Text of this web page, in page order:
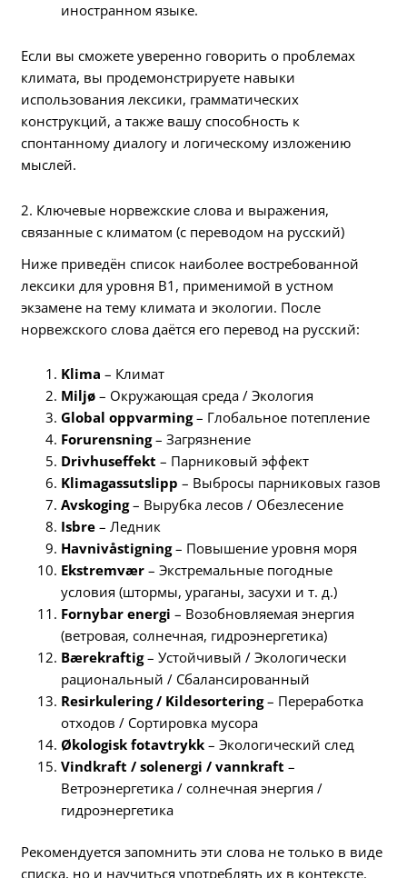
иностранном языке.
Если вы сможете уверенно говорить о проблемах
климата, вы продемонстрируете навыки
использования лексики, грамматических
конструкций, а также вашу способность к
спонтанному диалогу и логическому изложению
мыслей.
2. Ключевые норвежские слова и выражения,
связанные с климатом (с переводом на русский)
Ниже приведён список наиболее востребованной
лексики для уровня B1, применимой в устном
экзамене на тему климата и экологии. После
норвежского слова даётся его перевод на русский:
Klima – Климат
Miljø – Окружающая среда / Экология
Global oppvarming– Глобальное потепление
Forurensning– Загрязнение
Drivhuseffekt – Парниковый эффект
Klimagassutslipp – Выбросы парниковых газов
Avskoging– Вырубка лесов / Обезлесение
Isbre – Ледник
Havnivåstigning– Повышение уровня моря
Ekstremvær – Экстремальные погодные
условия (штормы, ураганы, засухи и т. д.)
Fornybar energi – Возобновляемая энергия
(ветровая, солнечная, гидроэнергетика)
Bærekraftig– Устойчивый / Экологически
рациональный / Сбалансированный
Resirkulering / Kildesortering– Переработка
отходов / Сортировка мусора
Økologisk fotavtrykk – Экологический след
Vindkraft / solenergi / vannkraft –
Ветроэнергетика / солнечная энергия /
гидроэнергетика
Рекомендуется запомнить эти слова не только в виде
списка, но и научиться употреблять их в контексте.